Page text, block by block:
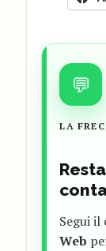
💬
LA
Segui
Web